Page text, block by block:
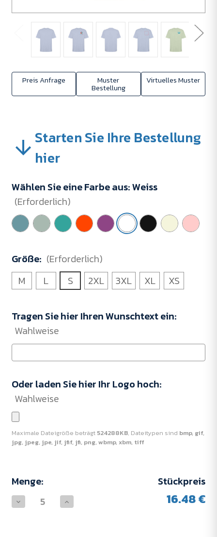
Preis Anfrage Muster
Bestellung
Virtuelles Muster
Starten Sie Ihre Bestellung
hier
Wählen Sie eine Farbe aus:Weiss
(Erforderlich)
Größe: (Erforderlich)
M
L S 2XL 3XL XL XS
Tragen Sie hier Ihren Wunschtext ein:
Wahlweise
Oder laden Sie hier Ihr Logo hoch:
Wahlweise
Maximale Dateigröße beträgt 524288KB, Dateitypen sind bmp, gif,
jpg, jpeg, jpe, jif, jfif, jfi, png, wbmp, xbm, tiff
Aktueller
Lagerbestand:
Menge:
Menge
von
Menge
von
Stückpreis
16.48 €